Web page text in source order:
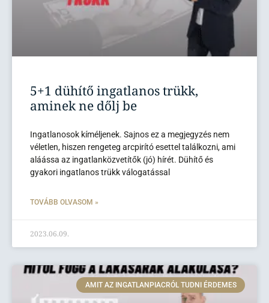
5+1 dühítő ingatlanos trükk,
aminek ne dőlj be
Ingatlanosok kíméljenek. Sajnos ez a megjegyzés nem
véletlen, hiszen rengeteg arcpirító esettel találkozni, ami
aláássa az ingatlanközvetítők (jó) hírét. Dühítő és
gyakori ingatlanos trükk válogatással
TOVÁBB OLVASOM »
2023.06.09.
AMIT AZ INGATLANPIACRÓL TUDNI ÉRDEMES